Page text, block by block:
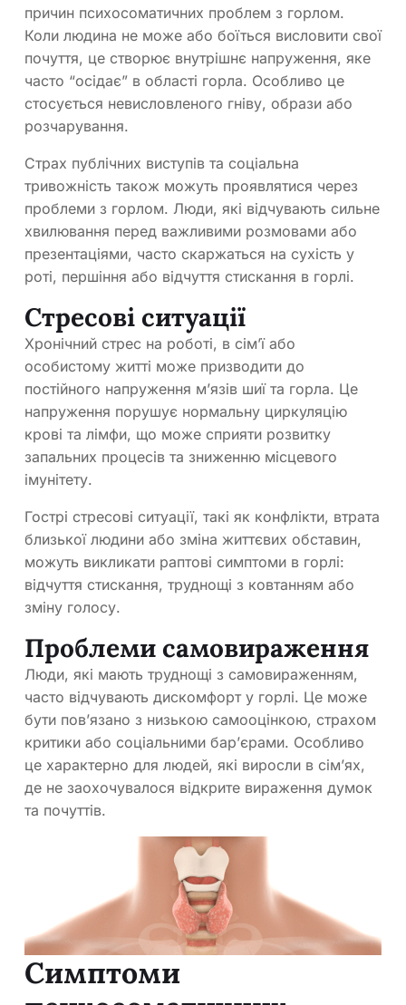
причин психосоматичних проблем з горлом.
Коли людина не може або боїться висловити свої
почуття, це створює внутрішнє напруження, яке
часто “осідає” в області горла. Особливо це
стосується невисловленого гніву, образи або
розчарування.
Страх публічних виступів та соціальна
тривожність також можуть проявлятися через
проблеми з горлом. Люди, які відчувають сильне
хвилювання перед важливими розмовами або
презентаціями, часто скаржаться на сухість у
роті, першіння або відчуття стискання в горлі.
Стресові ситуації
Хронічний стрес на роботі, в сім’ї або
особистому житті може призводити до
постійного напруження м’язів шиї та горла. Це
напруження порушує нормальну циркуляцію
крові та лімфи, що може сприяти розвитку
запальних процесів та зниженню місцевого
імунітету.
Гострі стресові ситуації, такі як конфлікти, втрата
близької людини або зміна життєвих обставин,
можуть викликати раптові симптоми в горлі:
відчуття стискання, труднощі з ковтанням або
зміну голосу.
Проблеми самовираження
Люди, які мають труднощі з самовираженням,
часто відчувають дискомфорт у горлі. Це може
бути пов’язано з низькою самооцінкою, страхом
критики або соціальними бар’єрами. Особливо
це характерно для людей, які виросли в сім’ях,
де не заохочувалося відкрите вираження думок
та почуттів.
Симптоми